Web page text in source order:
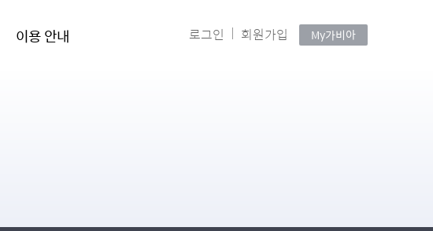
이용 안내 로그인 회원가입 My가비아